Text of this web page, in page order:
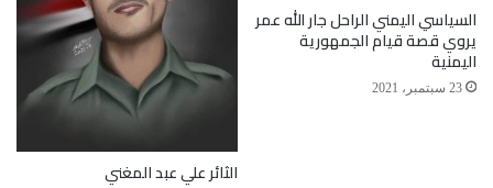
السياسي اليمني الراحل جار الله عمر
يروي قصة قيام الجمهورية
اليمنية
23 سبتمبر، 2021
الثائر علي عبد المغني